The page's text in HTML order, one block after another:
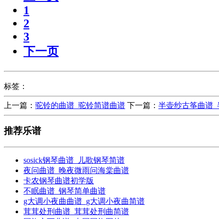
1
2
3
下一页
标签：
上一篇： 驼铃的曲谱_驼铃简谱曲谱 下一篇： 半壶纱古筝曲谱
推荐乐谱
sosick钢琴曲谱_儿歌钢琴简谱
夜问曲谱_晚夜微雨问海棠曲谱
卡农钢琴曲谱初学版
不眠曲谱_钢琴简单曲谱
g大调小夜曲曲谱_g大调小夜曲简谱
茸茸处刑曲谱_茸茸处刑曲简谱